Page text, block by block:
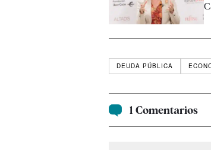
DEUDA PÚBLICA
1 Comentarios